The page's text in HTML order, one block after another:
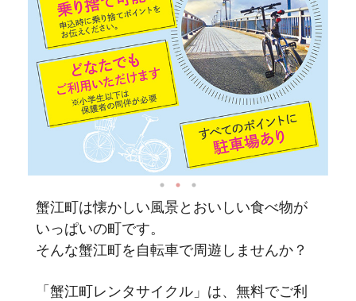
蟹江町は懐かしい風景とおいしい食べ物が
いっぱいの町です。
そんな蟹江町を自転車で周遊しませんか？
「蟹江町レンタサイクル」は、無料でご利